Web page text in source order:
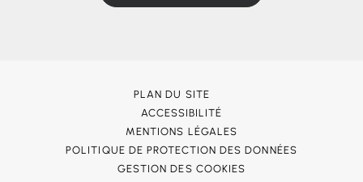
PLAN DU SITE
ACCESSIBILITÉ
MENTIONS LÉGALES
POLITIQUE DE PROTECTION DES DONNÉES
GESTION DES COOKIES